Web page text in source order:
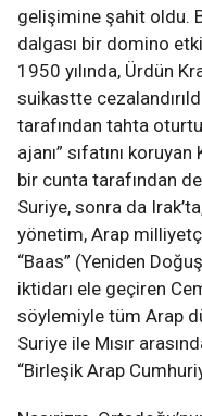
gelişimine şahit oldu.
dalgası bir domino
1950 yılında, Ürdün
suikastte
tarafından tahta
ajanı” sıfatını
bir cunta tarafından
Suriye, sonra da
yönetim, Arap
“Baas” (Yeniden
iktidarı ele geçiren
söylemiyle tüm Arap
Suriye ile Mısır
“Birleşik Arap